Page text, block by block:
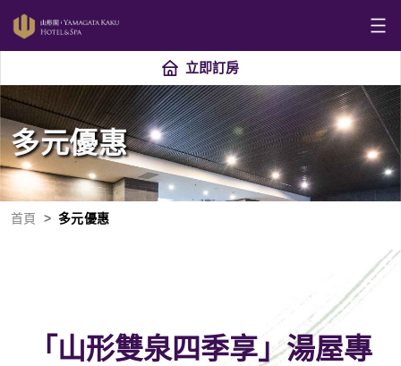
立即訂房
多元優惠
首頁 多元優惠
「山形雙泉四季享」湯屋專